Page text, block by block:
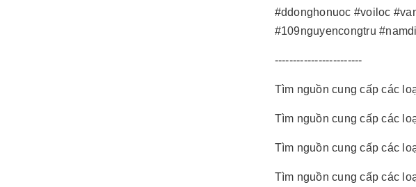
#ddonghonuoc #voiloc
#109nguyencongtru
------------------------
Tìm nguồn cung cấp các
Tìm nguồn cung cấp các
Tìm nguồn cung cấp các
Tìm nguồn cung cấp các